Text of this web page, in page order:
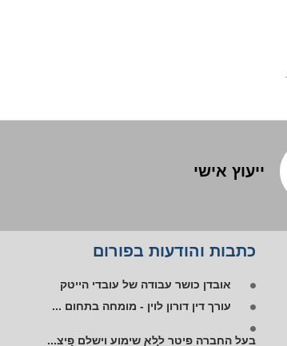
ייעוץ אישי
כתבות והודעות בפורום
פיטורים ללא שימוע בתקופת אי כושר
אובדן כושר עבודה של עובדי הייטק
עורך דין דורון לוין - מומחה בתחום ...
בעל החברה פיטר ללא שימוע וישלם פיצ...